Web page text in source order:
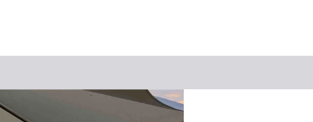
Suchbegriff